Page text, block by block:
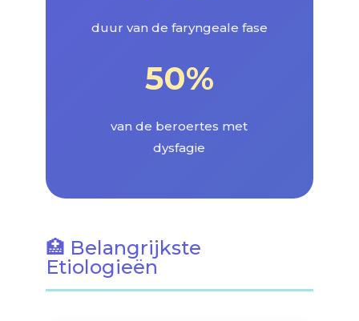
duur van de faryngeale fase
50%
van de beroertes met
dysfagie
🏥 Belangrijkste
Etiologieën